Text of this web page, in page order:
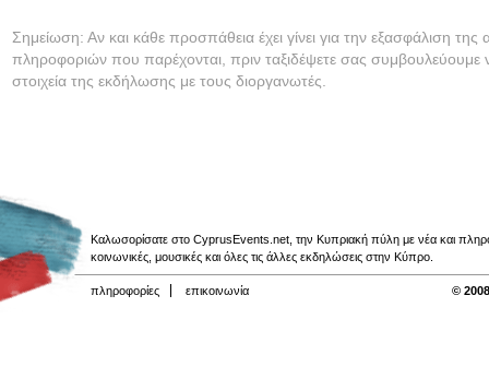
Σημείωση: Αν και κάθε προσπάθεια έχει γίνει για την εξασφάλιση της
πληροφοριών που παρέχονται, πριν ταξιδέψετε σας συμβουλεύουμε
στοιχεία της εκδήλωσης με τους διοργανωτές.
Καλωσορίσατε στο CyprusEvents.net, την Κυπριακή πύλη με νέα και
κοινωνικές, μουσικές και όλες τις άλλες εκδηλώσεις στην Κύπρο.
πληροφορίες επικοινωνία ©